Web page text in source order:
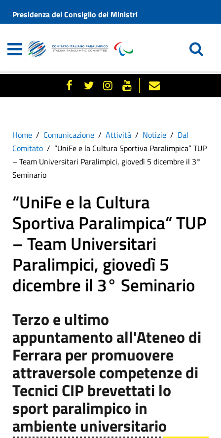
Presidenza del Consiglio dei Ministri
Home Comunicazione Attività Notizie
Dal
Comitato
“UniFe e la Cultura Sportiva Paralimpica” TUP
– Team Universitari Paralimpici, giovedì 5 dicembre il 3°
Seminario
“UniFe e la Cultura
Sportiva Paralimpica” TUP
– Team Universitari
Paralimpici, giovedì 5
dicembre il 3° Seminario
Terzo e ultimo
appuntamento all'Ateneo di
Ferrara per promuovere
attraversole competenze di
Tecnici CIP brevettati lo
sport paralimpico in
ambiente universitario